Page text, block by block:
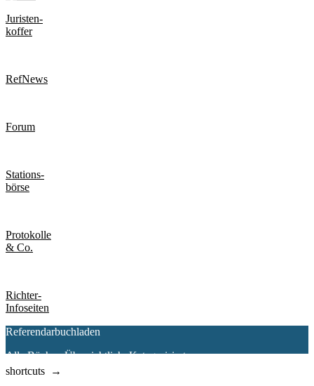
Juristen-
koffer
RefNews
Forum
Stations-
börse
Protokolle
& Co.
Richter-
Infoseiten
Referendarbuchladen
Alle Bücher. Übersichtlich. Kategorisiert.
shortcuts →